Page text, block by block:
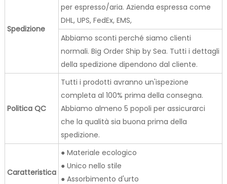
Spedizione
per espresso/aria. Azienda espressa come
DHL, UPS, FedEx, EMS,
Abbiamo sconti perché siamo clienti
normali. Big Order Ship by Sea. Tutti i dettagli
della spedizione dipendono dal cliente.
Politica QC
Tutti i prodotti avranno un'ispezione
completa al 100% prima della consegna.
Abbiamo almeno 5 popoli per assicurarci
che la qualità sia buona prima della
spedizione.
Caratteristica
● Materiale ecologico
● Unico nello stile
● Assorbimento d'urto